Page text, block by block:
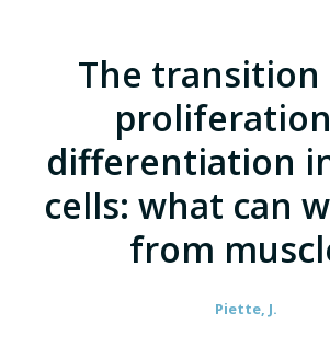
The
differentiation
cells: what can
from
Piette, J.